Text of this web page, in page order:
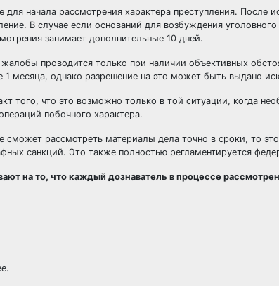
для начала рассмотрения характера преступления. После
В случае если оснований для возбуждения
занимает дополнительные 10 дней.
проводится только при наличии объективных
1 месяца, однако разрешение на это может быть выдано
того, что это возможно только в той ситуации, когда
побочного характера.
рассмотреть материалы дела точно в сроки, то
санкций. Это также полностью регламентируется
на то, что каждый дознаватель в процессе